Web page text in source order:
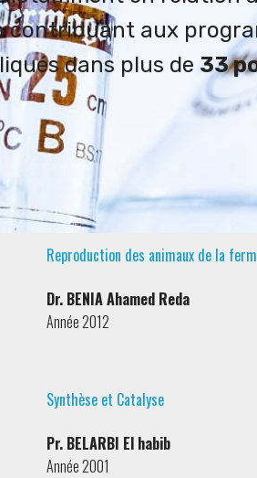
contribuant aux
dans plus de 33
Reproduction des animaux de la
Dr. BENIA Ahamed Reda
Année 2012
Synthèse et Catalyse
Pr. BELARBI El habib
Année 2001